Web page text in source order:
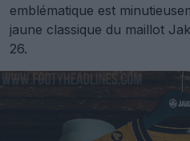
emblématique est
jaune classique du maillot
26.